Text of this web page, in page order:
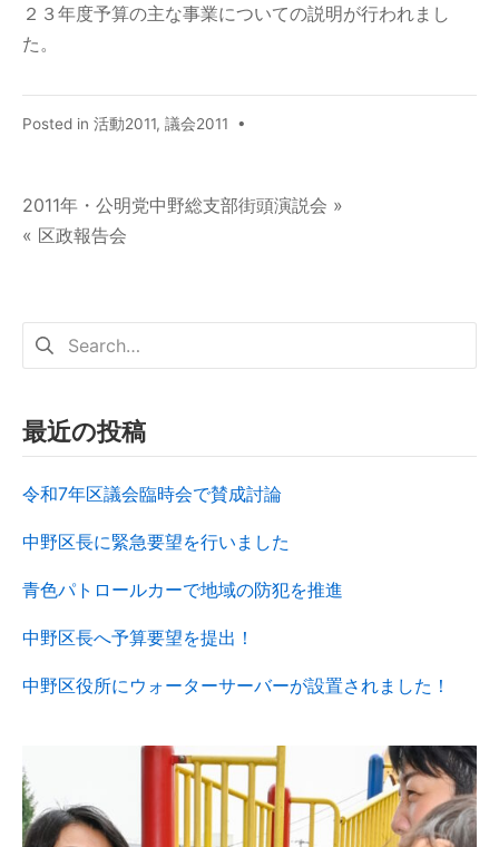
２３年度予算の主な事業についての説明が行われまし
た。
Posted in 活動2011, 議会2011 •
2011年・公明党中野総支部街頭演説会 »
« 区政報告会
最近の投稿
令和7年区議会臨時会で賛成討論
中野区長に緊急要望を行いました
青色パトロールカーで地域の防犯を推進
中野区長へ予算要望を提出！
中野区役所にウォーターサーバーが設置されました！